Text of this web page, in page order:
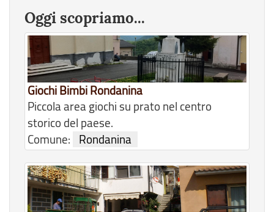
Oggi scopriamo...
Giochi Bimbi Rondanina
Piccola area giochi su prato nel centro
storico del paese.
Comune:
Rondanina